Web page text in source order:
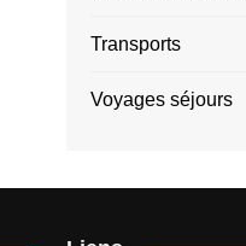
Transports
Voyages séjours